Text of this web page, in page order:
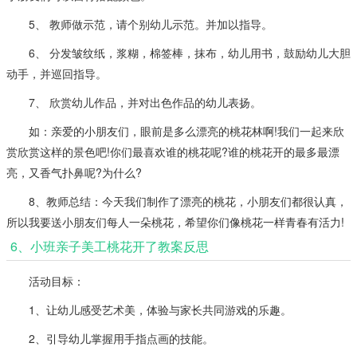
5、 教师做示范，请个别幼儿示范。并加以指导。
6、 分发皱纹纸，浆糊，棉签棒，抹布，幼儿用书，鼓励幼儿大胆
动手，并巡回指导。
7、 欣赏幼儿作品，并对出色作品的幼儿表扬。
如：亲爱的小朋友们，眼前是多么漂亮的桃花林啊!我们一起来欣
赏欣赏这样的景色吧!你们最喜欢谁的桃花呢?谁的桃花开的最多最漂
亮，又香气扑鼻呢?为什么?
8、教师总结：今天我们制作了漂亮的桃花，小朋友们都很认真，
所以我要送小朋友们每人一朵桃花，希望你们像桃花一样青春有活力!
6、小班亲子美工桃花开了教案反思
活动目标：
1、让幼儿感受艺术美，体验与家长共同游戏的乐趣。
2、引导幼儿掌握用手指点画的技能。